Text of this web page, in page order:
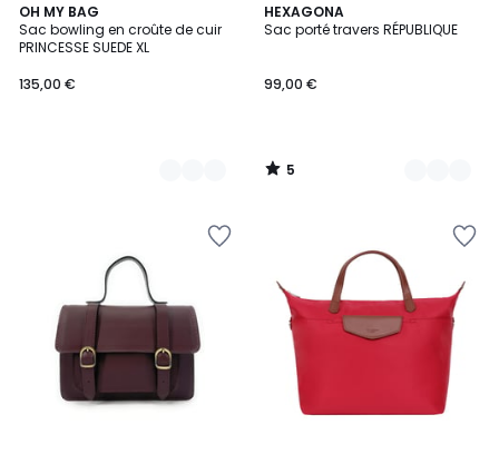
OH MY BAG
Sac bowling en croûte de cuir
PRINCESSE SUEDE XL
135,00 €
10
Couleurs
HEXAGONA
Sac porté travers RÉPUBLIQUE
99,00 €
5
/
4
Couleurs
5
/